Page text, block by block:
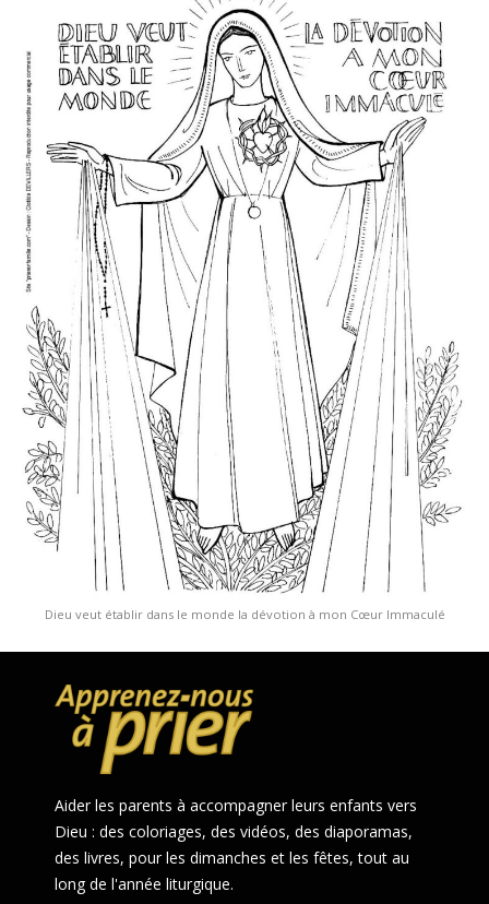
Dieu veut établir dans le monde la dévotion à mon Cœur Immaculé
Aider les parents à accompagner leurs enfants vers
Dieu : des coloriages, des vidéos, des diaporamas,
des livres, pour les dimanches et les fêtes, tout au
long de l'année liturgique.